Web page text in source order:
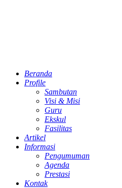
Beranda
Profile
Sambutan
Visi & Misi
Guru
Ekskul
Fasilitas
Artikel
Informasi
Pengumuman
Agenda
Prestasi
Kontak